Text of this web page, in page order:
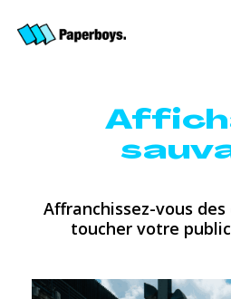
Affranchissez-vous
toucher votre